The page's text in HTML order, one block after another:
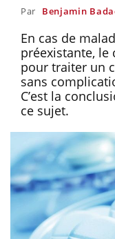
Par Benjamin
En cas de
préexistante,
pour traiter un
sans
C’est la
ce sujet.